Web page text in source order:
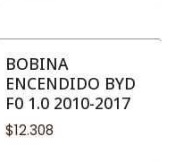
BOBINA
ENCENDIDO BYD
F0 1.0 2010-2017
$12.308